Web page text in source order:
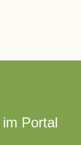
Portal